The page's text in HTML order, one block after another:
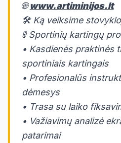
🌐www.artiminijos.lt
🛠️ Ką veiksime
🚦 Sportinių kartingų
• Kasdienės praktinės
sportiniais kartingais
• Profesionalūs
dėmesys
• Trasa su laiko
• Važiavimų analizė
patarimai